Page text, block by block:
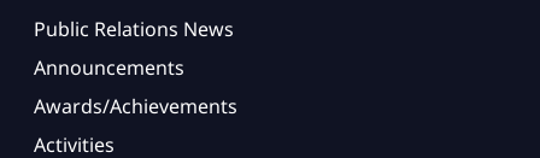
Public Relations News
Announcements
Awards/Achievements
Activities